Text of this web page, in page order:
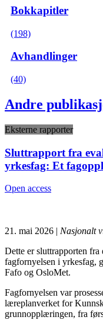
Bokkapitler
(198)
Avhandlinger
(40)
Andre
Eksterne rapporter
Sluttrapport fra
yrkesfag: Et
Open access
21. mai 2026 | Nasjonalt
Dette er sluttrapporten
fagfornyelsen i yrkesfag,
Fafo og OsloMet.
Fagfornyelsen var
læreplanverket for
grunnopplæringen, fra